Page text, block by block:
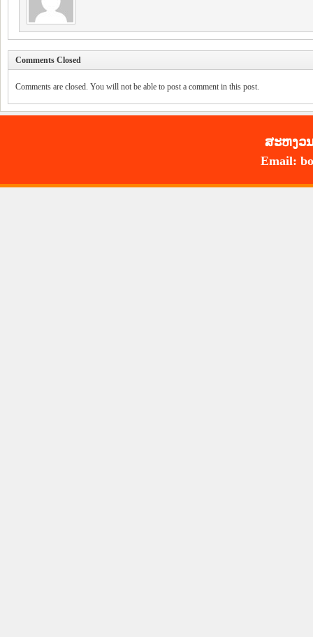
Comments Closed
Comments are closed. You will not be able to post a comment in this post.
ສະ​ຫງວ
Email: